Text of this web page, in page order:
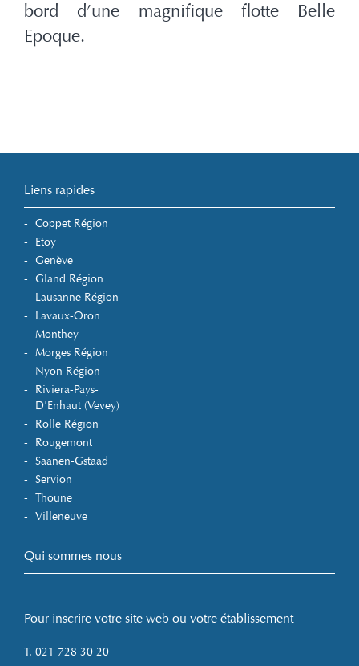
bord d’une magnifique flotte Belle
Epoque.
Liens rapides
Coppet Région
Etoy
Genève
Gland Région
Lausanne Région
Lavaux-Oron
Monthey
Morges Région
Nyon Région
Riviera-Pays-
D'Enhaut (Vevey)
Rolle Région
Rougemont
Saanen-Gstaad
Servion
Thoune
Villeneuve
Qui sommes nous
Pour inscrire votre site web ou votre établissement
T. 021 728 30 20